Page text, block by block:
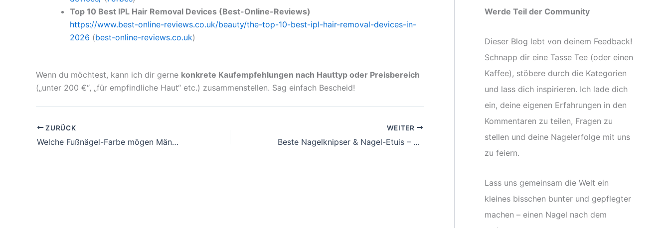
Top 10 Best IPL Hair Removal Devices (Best-Online-Reviews)
https://www.best-online-reviews.co.uk/beauty/the-top-10-best-ipl-hair-removal-devices-in-
2026 (best-online-reviews.co.uk)
Wenn du möchtest, kann ich dir gerne konkrete Kaufempfehlungen nach Hauttyp oder Preisbereich
(„unter 200 €“, „für empfindliche Haut“ etc.) zusammenstellen. Sag einfach Bescheid!
ZURÜCK
Welche Fußnägel-Farbe mögen Männer? Trends, Umfragen & Tipps 2026
WEITER
Beste Nagelknipser & Nagel-Etuis – Tests und Erfahrungen 2026
Werde Teil der Community
Dieser Blog lebt von deinem Feedback!
Schnapp dir eine Tasse Tee (oder einen
Kaffee), stöbere durch die Kategorien
und lass dich inspirieren. Ich lade dich
ein, deine eigenen Erfahrungen in den
Kommentaren zu teilen, Fragen zu
stellen und deine Nagelerfolge mit uns
zu feiern.
Lass uns gemeinsam die Welt ein
kleines bisschen bunter und gepflegter
machen – einen Nagel nach dem